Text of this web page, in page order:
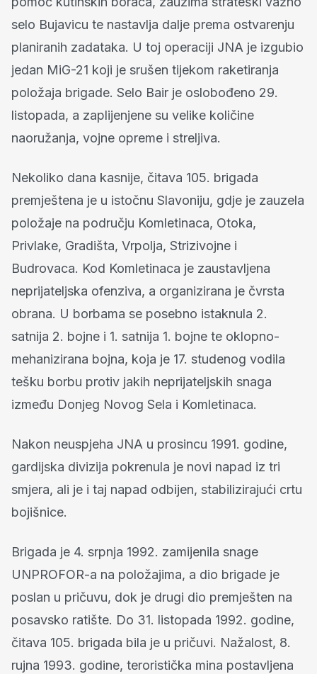
selo Bujavicu te nastavlja dalje prema ostvarenju
planiranih zadataka. U toj operaciji JNA je izgubio
jedan MiG-21 koji je srušen tijekom raketiranja
položaja brigade. Selo Bair je oslobođeno 29.
listopada, a zaplijenjene su velike količine
naoružanja, vojne opreme i streljiva.
Nekoliko dana kasnije, čitava 105. brigada
premještena je u istočnu Slavoniju, gdje je zauzela
položaje na području Komletinaca, Otoka,
Privlake, Gradišta, Vrpolja, Strizivojne i
Budrovaca. Kod Komletinaca je zaustavljena
neprijateljska ofenziva, a organizirana je čvrsta
obrana. U borbama se posebno istaknula 2.
satnija 2. bojne i 1. satnija 1. bojne te oklopno-
mehanizirana bojna, koja je 17. studenog vodila
tešku borbu protiv jakih neprijateljskih snaga
između Donjeg Novog Sela i Komletinaca.
Nakon neuspjeha JNA u prosincu 1991. godine,
gardijska divizija pokrenula je novi napad iz tri
smjera, ali je i taj napad odbijen, stabilizirajući crtu
bojišnice.
Brigada je 4. srpnja 1992. zamijenila snage
UNPROFOR-a na položajima, a dio brigade je
poslan u pričuvu, dok je drugi dio premješten na
posavsko ratište. Do 31. listopada 1992. godine,
čitava 105. brigada bila je u pričuvi. Nažalost, 8.
rujna 1993. godine, teroristička mina postavljena